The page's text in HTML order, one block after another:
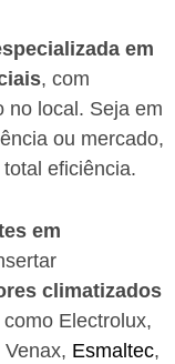
em
, com
no local. Seja em
ou mercado,
eficiência.
em
climatizados
Electrolux,
Esmaltec,